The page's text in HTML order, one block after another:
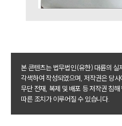
본 콘텐츠는 법무법인(유한) 대륜의 실
각색하여 작성되었으며, 저작권은 당
무단 전재, 복제 및 배포 등 저작권 침
따른 조치가 이루어질 수 있습니다.